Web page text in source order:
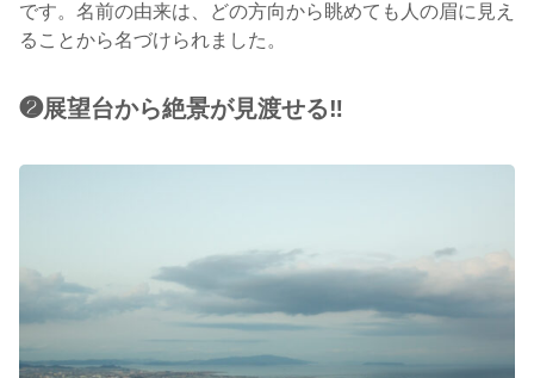
です。名前の由来は、どの方向から眺めても人の眉に見え
ることから名づけられました。
❷展望台から絶景が見渡せる‼︎